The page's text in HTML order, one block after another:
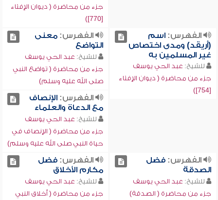
جزء من محاضرة ( ديوان الإفتاء
[770])
الفهرس:اسم
(أريقد) ومدى اختصاص
غير المسلمين به
للشيخ: عبد الحي يوسف
جزء من محاضرة ( ديوان الإفتاء
[754])
الفهرس:معنى
التواضع
للشيخ: عبد الحي يوسف
جزء من محاضرة ( تواضع النبي
صلى الله عليه وسلم)
الفهرس:الإنصاف
مع الدعاة والعلماء
للشيخ: عبد الحي يوسف
جزء من محاضرة ( الإنصاف في
حياة النبي صلى الله عليه وسلم)
الفهرس:فضل
الصدقة
للشيخ: عبد الحي يوسف
جزء من محاضرة ( الصدقة)
الفهرس:فضل
مكارم الأخلاق
للشيخ: عبد الحي يوسف
جزء من محاضرة ( أخلاق النبي